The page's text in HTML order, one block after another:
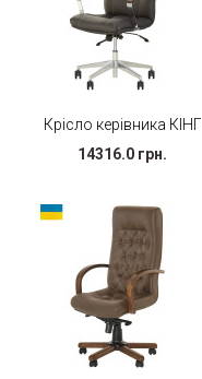
Крісло керівника КІНГ
14316.0 грн.